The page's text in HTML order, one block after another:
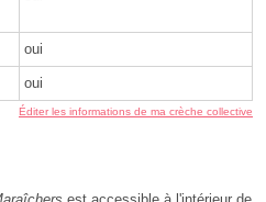
oui
oui
Éditer les informations de ma crèche collective